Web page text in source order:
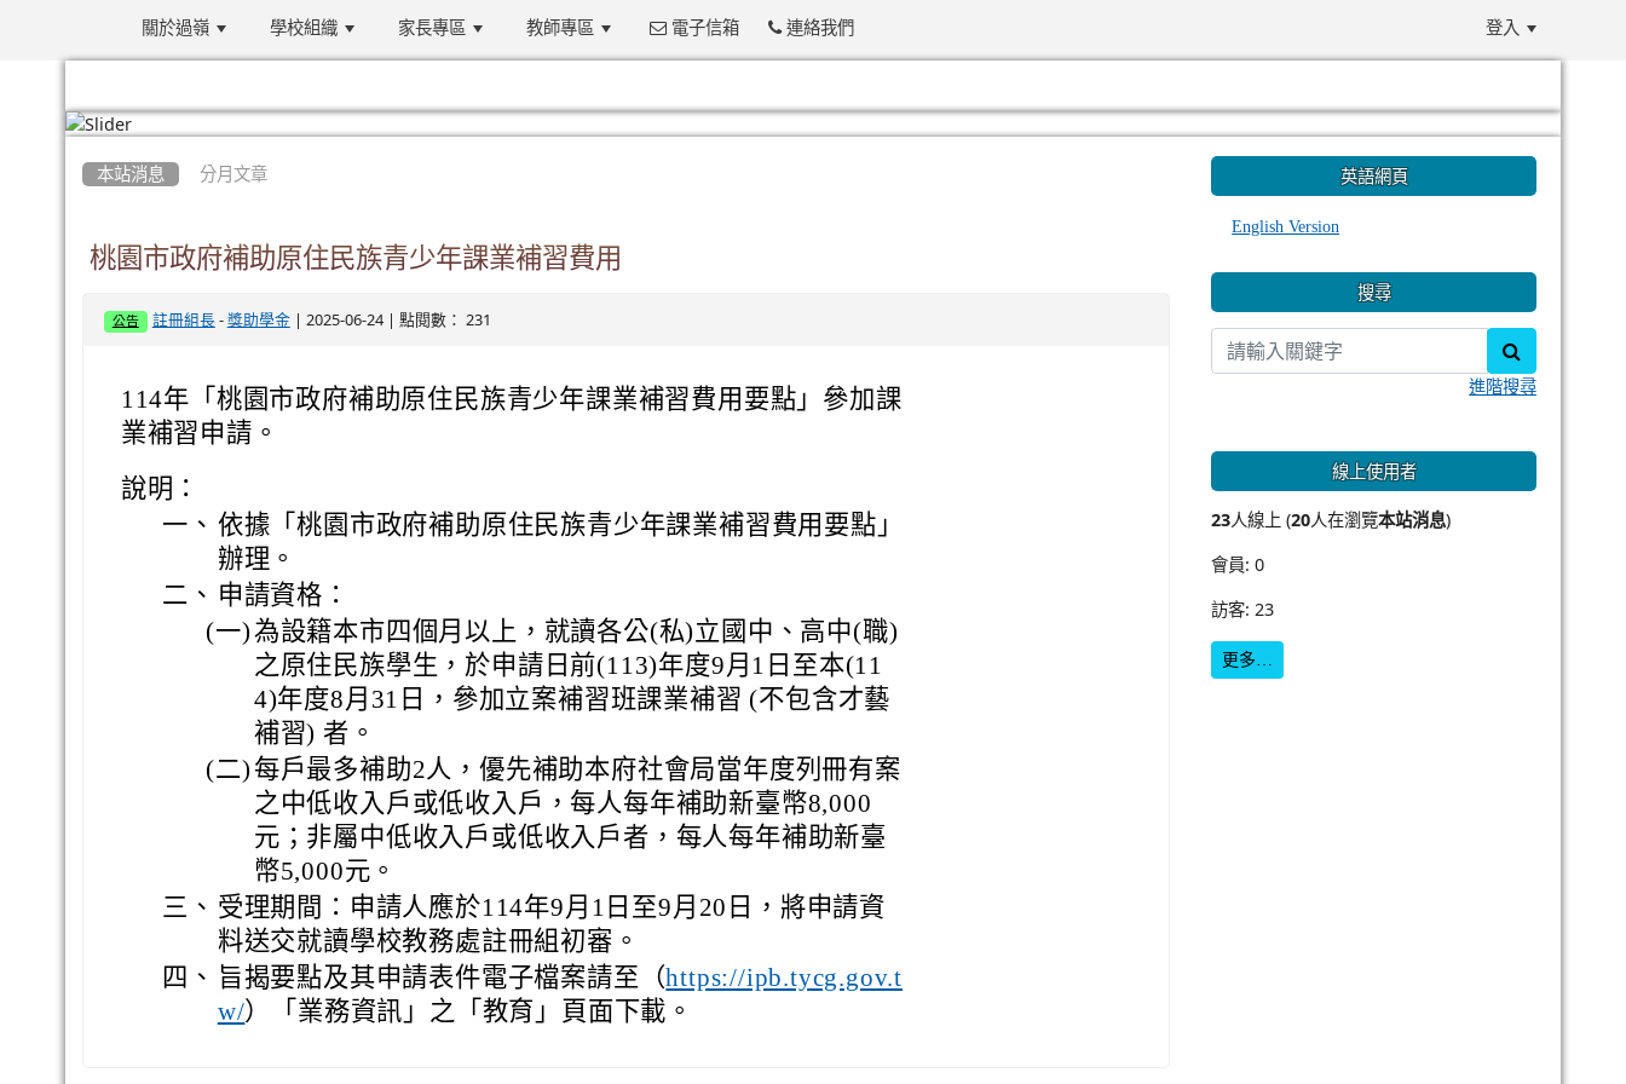
關於過嶺 學校組織 家長專區 教師專區 電子信箱 連絡我們 登入
本站消息 分月文章
桃園市政府補助原住民族青少年課業補習費用
公告 註冊組長- 獎助學金| 2025-06-24 | 點閱數： 231
114年「桃園市政府補助原住民族青少年課業補習費用要點」參加課
業補習申請。
說明：
一、 依據「桃園市政府補助原住民族青少年課業補習費用要點」
辦理。
二、 申請資格：
(一)為設籍本市四個月以上，就讀各公(私)立國中、高中(職)
之原住民族學生，於申請日前(113)年度9月1日至本(11
4)年度8月31日，參加立案補習班課業補習 (不包含才藝
補習) 者。
(二) 每戶最多補助2人，優先補助本府社會局當年度列冊有案
之中低收入戶或低收入戶，每人每年補助新臺幣8,000
元；非屬中低收入戶或低收入戶者，每人每年補助新臺
幣5,000元。
三、 受理期間：申請人應於114年9月1日至9月20日，將申請資
料送交就讀學校教務處註冊組初審。
四、 旨揭要點及其申請表件電子檔案請至（https://ipb.tycg.gov.t
w/）「業務資訊」之「教育」頁面下載。
英語網頁
English Version
搜尋
進階搜尋
線上使用者
23人線上 (20人在瀏覽本站消息)
會員: 0
訪客: 23
更多…